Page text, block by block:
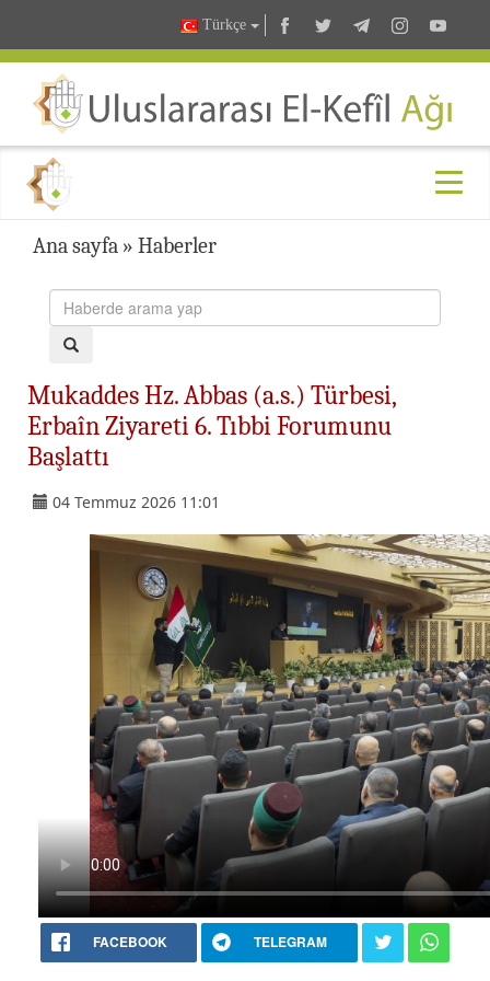
Türkçe
Ana sayfa » Haberler
Mukaddes Hz. Abbas (a.s.) Türbesi,
Erbaîn Ziyareti 6. Tıbbi Forumunu
Başlattı
04 Temmuz 2026 11:01
FACEBOOK TELEGRAM